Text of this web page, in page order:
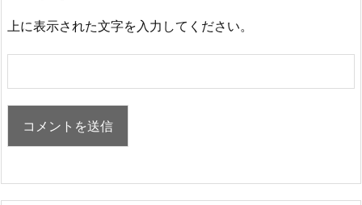
上に表示された文字を入力してください。